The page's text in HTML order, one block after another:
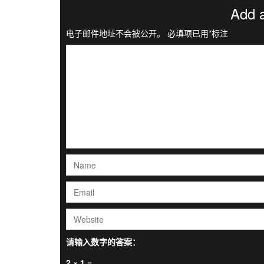
Add
电子邮件地址不会被公开。 必填项已用*标注
请输入数字的答案：